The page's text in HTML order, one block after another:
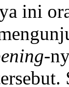
ini
-